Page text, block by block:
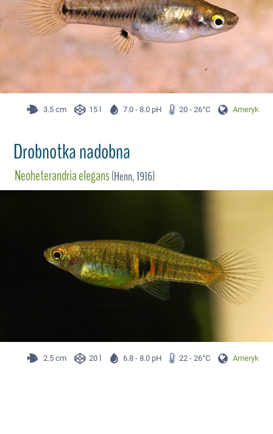
3.5 cm 15 l 7.0 - 8.0 pH 20 - 26°C Ameryka
Drobnotka nadobna
Neoheterandria elegans(Henn, 1916)
2.5 cm 20 l 6.8 - 8.0 pH 22 - 26°C Ameryka